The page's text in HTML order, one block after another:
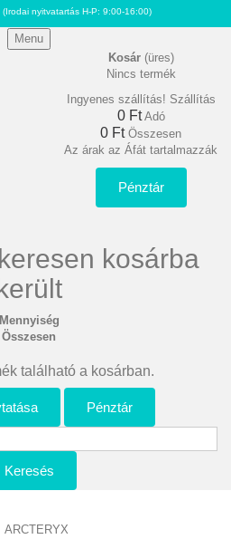
(Irodai nyitvatartás H-P: 9:00-16:00)
Menu
Kosár (üres)
Nincs termék
Ingyenes szállítás! Szállítás
0 Ft‎ Adó
0 Ft‎ Összesen
Az árak az Áfát tartalmazzák
Pénztár
kosárba
Mennyiség
Összesen
található a kosárban.
Pénztár
Keresés